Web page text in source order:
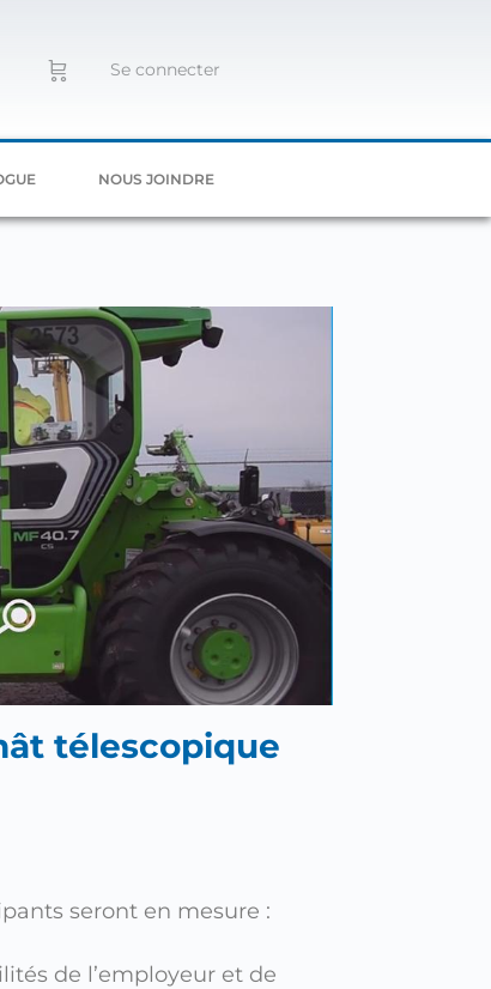
Se connecter
NOUS JOINDRE
télescopique
seront en mesure :
de l’employeur et de